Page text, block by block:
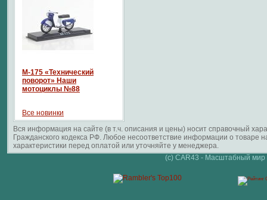
М-175 «Технический
поворот» Наши
мотоциклы №88
Все новинки
Вся информация на сайте (в т.ч. описания и цены) носит справочный
Гражданского кодекса РФ. Любое несоответствие информации о
характеристики перед оплатой или уточняйте у менеджера.
(c) CAR43 - Масштабный мир